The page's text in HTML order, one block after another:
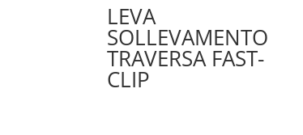
LEVA
SOLLEVAMENTO
TRAVERSA FAST-
CLIP